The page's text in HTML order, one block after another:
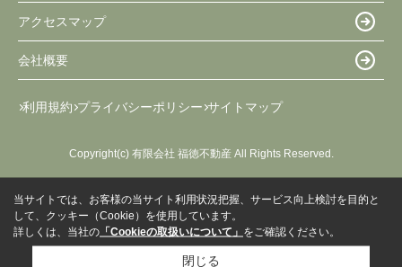
アクセスマップ
会社概要
利用規約 プライバシーポリシー サイトマップ
Copyright(c) 有限会社 福徳不動産 All Rights Reserved.
当サイトでは、お客様の当サイト利用状況把握、サービス向上検討を目的と
して、クッキー（Cookie）を使用しています。
詳しくは、当社の 「Cookieの取扱いについて」 をご確認ください。
閉じる